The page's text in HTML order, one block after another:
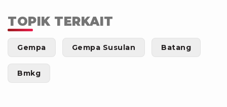
TOPIK TERKAIT
Gempa Gempa Susulan Batang
Bmkg